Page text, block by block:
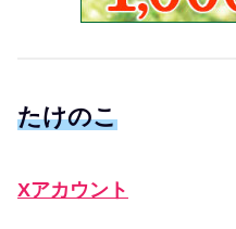
たけのこ
Xアカウント